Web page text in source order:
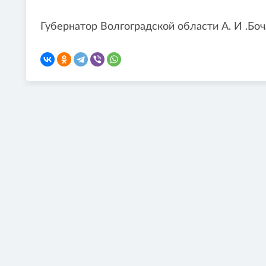
Губернатор Волгоградской области А. И